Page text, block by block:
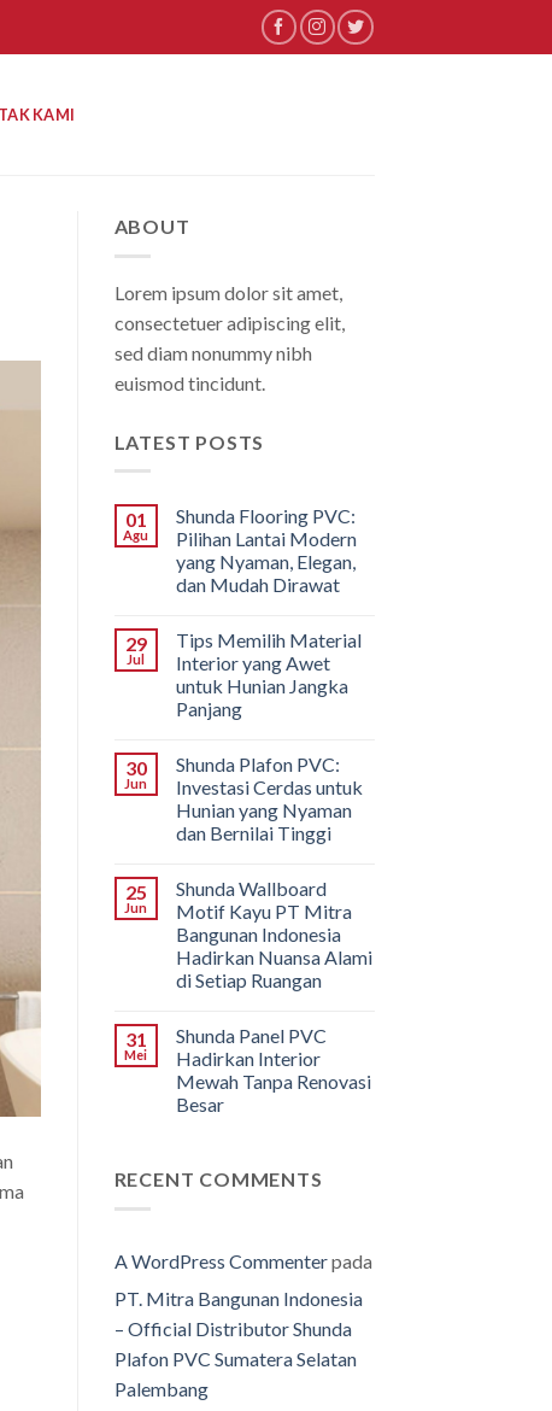
KAMI
ABOUT
Lorem ipsum dolor sit amet,
consectetuer adipiscing elit,
sed diam nonummy nibh
euismod tincidunt.
LATEST POSTS
01
Agu
Shunda Flooring PVC:
Pilihan Lantai Modern
yang Nyaman, Elegan,
dan Mudah Dirawat
29
Jul
Tips Memilih Material
Interior yang Awet
untuk Hunian Jangka
Panjang
30
Jun
Shunda Plafon PVC:
Investasi Cerdas untuk
Hunian yang Nyaman
dan Bernilai Tinggi
25
Jun
Shunda Wallboard
Motif Kayu PT Mitra
Bangunan Indonesia
Hadirkan Nuansa Alami
di Setiap Ruangan
31
Mei
Shunda Panel PVC
Hadirkan Interior
Mewah Tanpa Renovasi
Besar
RECENT COMMENTS
A WordPress Commenterpada
PT. Mitra Bangunan Indonesia
– Official Distributor Shunda
Plafon PVC Sumatera Selatan
Palembang